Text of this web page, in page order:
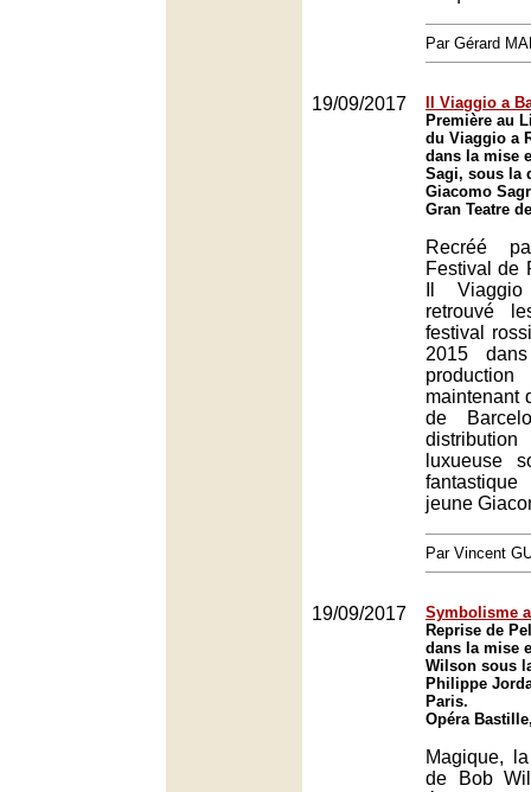
Par Gérard
19/09/2017
Il Viaggio a
Première au
du Viaggio a
dans la mise
Sagi, sous la
Giacomo
Gran Teatre
Recréé
Festival de
Il
retrouvé
festival
2015
maintenant
de
luxueuse
jeune
Par Vincent
19/09/2017
Symbolisme
Reprise de
dans la mise
Wilson sous
Philippe
Paris.
Opéra
Magique,
de Bob